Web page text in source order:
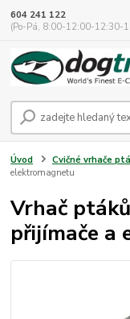
604 241 122
(Po-Pá, 8:00-12:00-12:30-
Úvod Cvičné vrhače
elektromagnetu
Vrhač
přijímače a